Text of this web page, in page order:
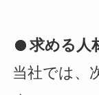
求める人
当社では、